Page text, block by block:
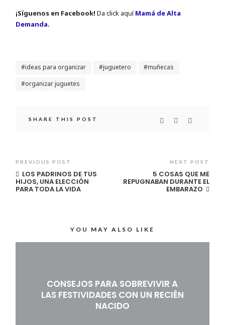
¡Sí­guenos en Facebook! Da click aquíMamá de Alta
Demanda.
ideas para organizar juguetero
muñecas
organizar juguetes
SHARE THIS POST
PREVIOUS POST
LOS PADRINOS DE TUS
HIJOS, UNA ELECCIÓN
PARA TODA LA VIDA
NEXT POST
5 COSAS QUE ME
REPUGNABAN DURANTE EL
EMBARAZO
YOU MAY ALSO LIKE
CONSEJOS PARA SOBREVIVIR A
LAS FESTIVIDADES CON UN RECIÉN
NACIDO